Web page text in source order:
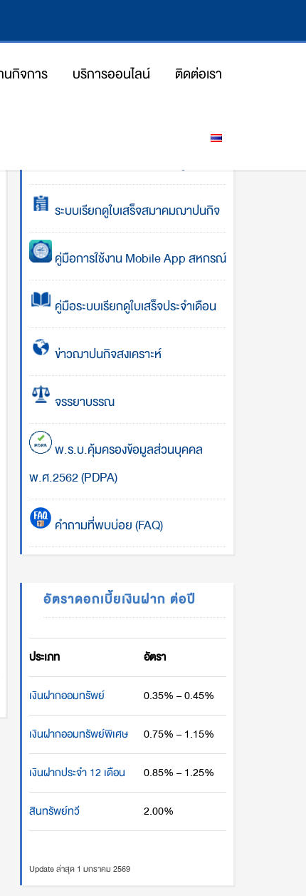
นกิจการ บริการออนไลน์ ติดต่อเรา
ระบบเรียกดูใบเสร็จสมาคมฌาปนกิจ
คู่มือการใช้งาน Mobile App สหกรณ์
คู่มือระบบเรียกดูใบเสร็จประจำเดือน
ข่าวฌาปนกิจสงเคราะห์
จรรยาบรรณ
พ.ร.บ.คุ้มครองข้อมูลส่วนบุคคล
พ.ศ.2562 (PDPA)
คำถามที่พบบ่อย (FAQ)
อัตราดอกเบี้ยเงินฝาก ต่อปี
ประเภท อัตรา
เงินฝากออมทรัพย์ 0.35% – 0.45%
เงินฝากออมทรัพย์พิเศษ 0.75% – 1.15%
เงินฝากประจำ 12 เดือน 0.85% – 1.25%
สินทรัพย์ทวี 2.00%
Update ล่าสุด 1 มกราคม 2569